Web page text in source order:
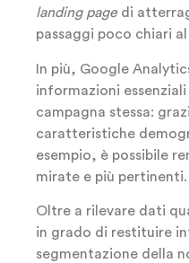
landing page di
passaggi poco chiari
In più, Google
informazioni
campagna stessa:
caratteristiche
esempio, è possibile
mirate e più pertinenti.
Oltre a rilevare dati
in grado di restituire
segmentazione della